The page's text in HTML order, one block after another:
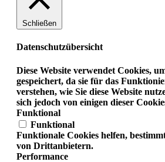
Schließen
Datenschutzübersicht
Diese Website verwendet Cookies,
gespeichert, da sie für das
verstehen, wie Sie diese Website
sich jedoch von einigen dieser
Funktional
Funktional
Funktionale Cookies helfen,
von Drittanbietern.
Performance